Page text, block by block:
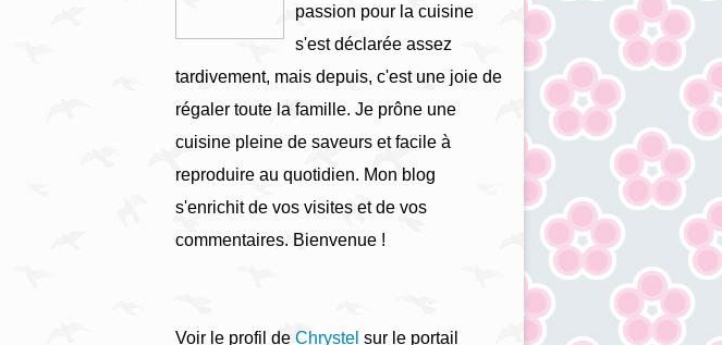
passion pour la cuisine
s'est déclarée assez
tardivement, mais depuis, c'est une joie de
régaler toute la famille. Je prône une
cuisine pleine de saveurs et facile à
reproduire au quotidien. Mon blog
s'enrichit de vos visites et de vos
commentaires. Bienvenue !
Voir le profil de Chrystel sur le portail